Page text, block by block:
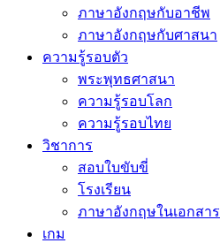
ภาษาอังกฤษกับอาชีพ
ภาษาอังกฤษกับศาสนา
ความรู้รอบตัว
พระพุทธศาสนา
ความรู้รอบโลก
ความรู้รอบไทย
วิชาการ
สอบใบขับขี่
โรงเรียน
ภาษาอังกฤษในเอกสาร
เกม